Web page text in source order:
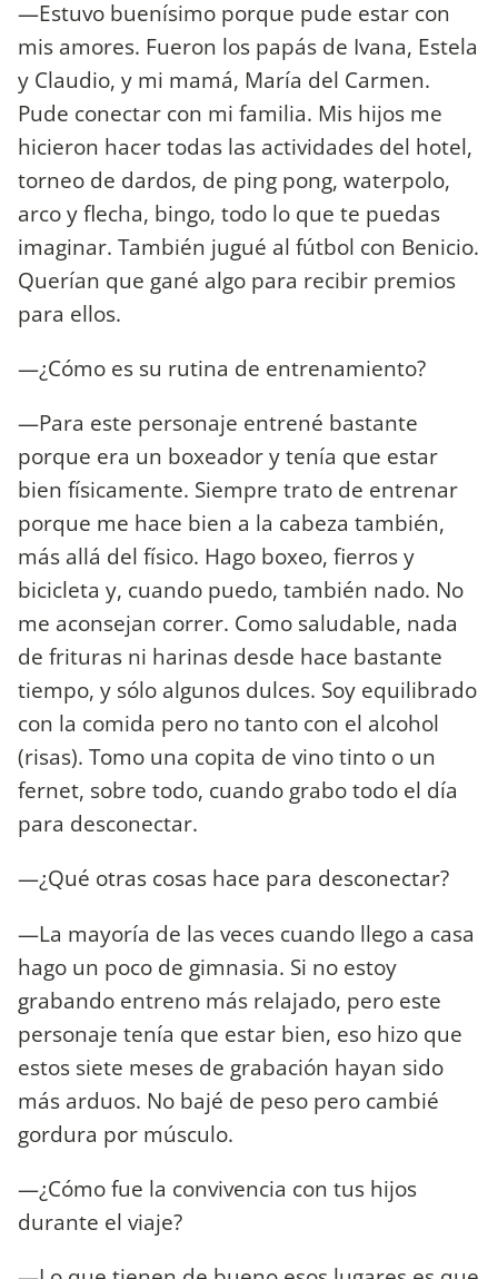
—Estuvo buenísimo porque pude estar con
mis amores. Fueron los papás de Ivana, Estela
y Claudio, y mi mamá, María del Carmen.
Pude conectar con mi familia. Mis hijos me
hicieron hacer todas las actividades del hotel,
torneo de dardos, de ping pong, waterpolo,
arco y flecha, bingo, todo lo que te puedas
imaginar. También jugué al fútbol con Benicio.
Querían que gané algo para recibir premios
para ellos.
—¿Cómo es su rutina de entrenamiento?
—Para este personaje entrené bastante
porque era un boxeador y tenía que estar
bien físicamente. Siempre trato de entrenar
porque me hace bien a la cabeza también,
más allá del físico. Hago boxeo, fierros y
bicicleta y, cuando puedo, también nado. No
me aconsejan correr. Como saludable, nada
de frituras ni harinas desde hace bastante
tiempo, y sólo algunos dulces. Soy equilibrado
con la comida pero no tanto con el alcohol
(risas). Tomo una copita de vino tinto o un
fernet, sobre todo, cuando grabo todo el día
para desconectar.
—¿Qué otras cosas hace para desconectar?
—La mayoría de las veces cuando llego a casa
hago un poco de gimnasia. Si no estoy
grabando entreno más relajado, pero este
personaje tenía que estar bien, eso hizo que
estos siete meses de grabación hayan sido
más arduos. No bajé de peso pero cambié
gordura por músculo.
—¿Cómo fue la convivencia con tus hijos
durante el viaje?